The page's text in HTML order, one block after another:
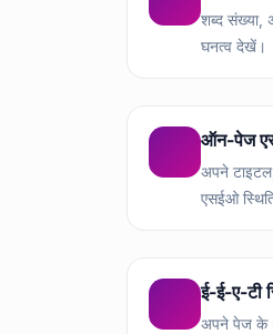
शब्द संख्या,
घनत्व देखें।
ऑन-पेज
अपने
एसईओ
ई-ई-ए-टी
अपने पेज के